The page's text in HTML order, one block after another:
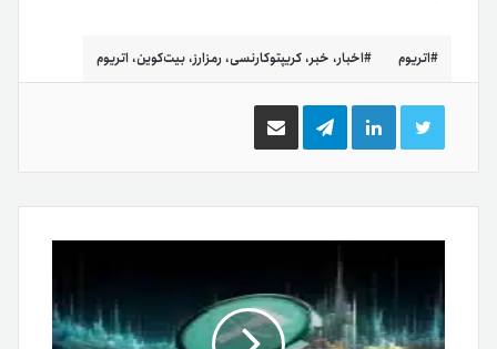
اتریوم اخبار، خبر، کریپتوکارنسی، رمزارز، بیت‌کوین، اتریوم
توییتر لینکدینتلگرام اشتراک
گذاری
ایمیل